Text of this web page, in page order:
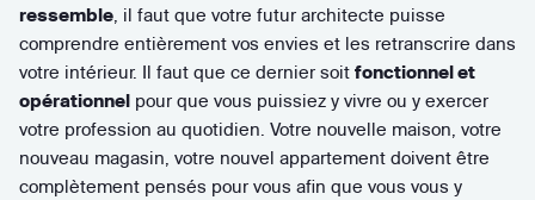
ressemble, il faut que votre futur architecte puisse
comprendre entièrement vos envies et les retranscrire dans
votre intérieur. Il faut que ce dernier soit fonctionnel et
opérationnel pour que vous puissiez y vivre ou y exercer
votre profession au quotidien. Votre nouvelle maison, votre
nouveau magasin, votre nouvel appartement doivent être
complètement pensés pour vous afin que vous vous y